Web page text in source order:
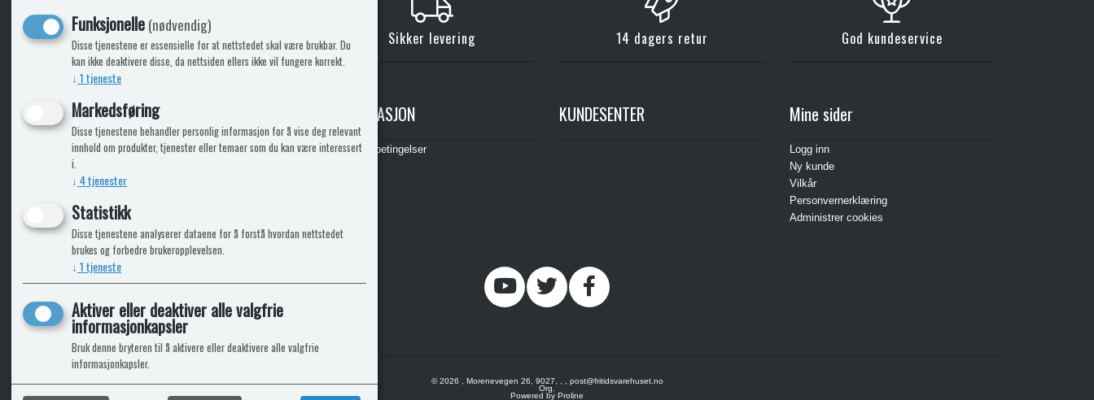
KLikk & hent Sikker levering 14 dagers retur God kundeservice
ICARAVANGRUPPEN
Trumadeler.no
Fritidsvarehuset.no
INFORMASJON
Leveringsbetingelser
KUNDESENTER Mine sider
Logg inn
Ny kunde
Vilkår
Personvernerklæring
Administrer cookies
© 2026 , Morenevegen 26, 9027, , , post@fritidsvarehuset.no
Org.
Powered by Proline
Funksjonelle(nødvendig)
Disse tjenestene er essensielle for at nettstedet skal være brukbar. Du
kan ikke deaktivere disse, da nettsiden ellers ikke vil fungere korrekt.
↓ 1tjeneste
Markedsføring
Disse tjenestene behandler personlig informasjon for å vise deg relevant
innhold om produkter, tjenester eller temaer som du kan være interessert
i.
↓ 4tjenester
Statistikk
Disse tjenestene analyserer dataene for å forstå hvordan nettstedet
brukes og forbedre brukeropplevelsen.
↓ 1tjeneste
Aktiver eller deaktiver alle valgfrie
informasjonkapsler
Bruk denne bryteren til å aktivere eller deaktivere alle valgfrie
informasjonkapsler.